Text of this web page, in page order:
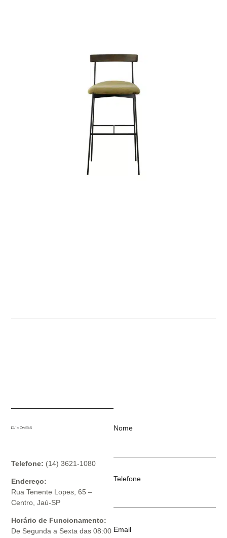
Telefone: (14) 3621-1080
Endereço:
Rua Tenente Lopes, 65 –
Centro, Jaú-SP
Horário de Funcionamento:
De Segunda a Sexta das 08:00
Nome
Telefone
Email